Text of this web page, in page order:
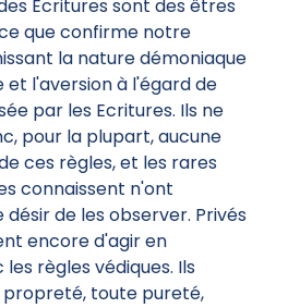
Ecritures sont des êtres
que confirme notre
la nature démoniaque
et l'aversion à l'égard de
par les Ecritures. Ils ne
pour la plupart, aucune
ces règles, et les rares
connaissent n'ont
de les observer. Privés
encore d'agir en
règles védiques. Ils
toute pureté,